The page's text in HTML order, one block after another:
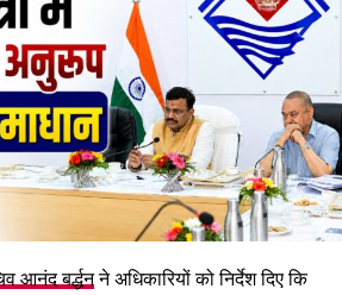
आनंद बर्द्धनने अधिकारियों को निर्देश दिए कि